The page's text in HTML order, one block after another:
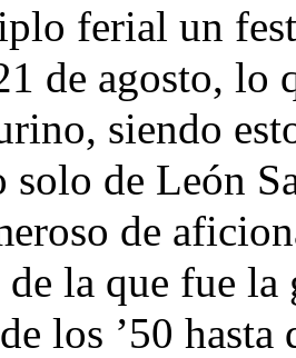
ferial un
de agosto, lo
siendo
solo de León
de
la que fue
los ’50